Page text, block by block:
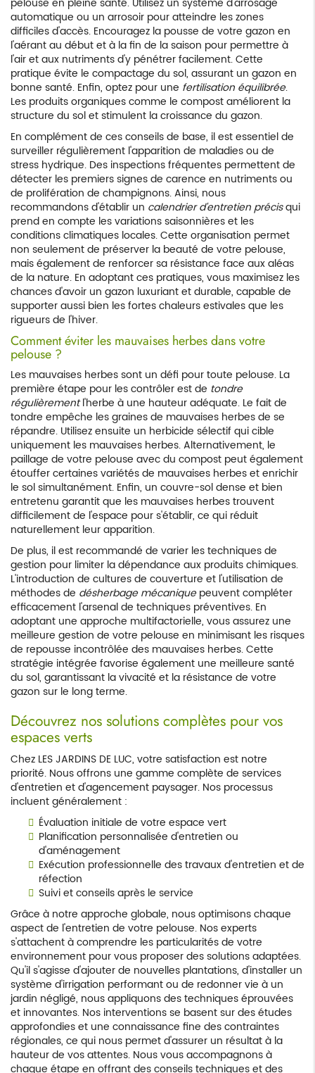
pelouse en pleine santé. Utilisez un système d'arrosage
automatique ou un arrosoir pour atteindre les zones
difficiles d'accès. Encouragez la pousse de votre gazon en
l'aérant au début et à la fin de la saison pour permettre à
l'air et aux nutriments d'y pénétrer facilement. Cette
pratique évite le compactage du sol, assurant un gazon en
bonne santé. Enfin, optez pour une fertilisation équilibrée.
Les produits organiques comme le compost améliorent la
structure du sol et stimulent la croissance du gazon.
En complément de ces conseils de base, il est essentiel de
surveiller régulièrement l'apparition de maladies ou de
stress hydrique. Des inspections fréquentes permettent de
détecter les premiers signes de carence en nutriments ou
de prolifération de champignons. Ainsi, nous
recommandons d'établir un calendrier d'entretien précisqui
prend en compte les variations saisonnières et les
conditions climatiques locales. Cette organisation permet
non seulement de préserver la beauté de votre pelouse,
mais également de renforcer sa résistance face aux aléas
de la nature. En adoptant ces pratiques, vous maximisez les
chances d'avoir un gazon luxuriant et durable, capable de
supporter aussi bien les fortes chaleurs estivales que les
rigueurs de l'hiver.
Comment éviter les mauvaises herbes dans votre
pelouse ?
Les mauvaises herbes sont un défi pour toute pelouse. La
première étape pour les contrôler est de tondre
régulièrementl'herbe à une hauteur adéquate. Le fait de
tondre empêche les graines de mauvaises herbes de se
répandre. Utilisez ensuite un herbicide sélectif qui cible
uniquement les mauvaises herbes. Alternativement, le
paillage de votre pelouse avec du compost peut également
étouffer certaines variétés de mauvaises herbes et enrichir
le sol simultanément. Enfin, un couvre-sol dense et bien
entretenu garantit que les mauvaises herbes trouvent
difficilement de l'espace pour s'établir, ce qui réduit
naturellement leur apparition.
De plus, il est recommandé de varier les techniques de
gestion pour limiter la dépendance aux produits chimiques.
L'introduction de cultures de couverture et l'utilisation de
méthodes de désherbage mécaniquepeuvent compléter
efficacement l'arsenal de techniques préventives. En
adoptant une approche multifactorielle, vous assurez une
meilleure gestion de votre pelouse en minimisant les risques
de repousse incontrôlée des mauvaises herbes. Cette
stratégie intégrée favorise également une meilleure santé
du sol, garantissant la vivacité et la résistance de votre
gazon sur le long terme.
Découvrez nos solutions complètes pour vos
espaces verts
Chez LES JARDINS DE LUC, votre satisfaction est notre
priorité. Nous offrons une gamme complète de services
d'entretien et d'agencement paysager. Nos processus
incluent généralement :
Évaluation initiale de votre espace vert
Planification personnalisée d'entretien ou
d'aménagement
Exécution professionnelle des travaux d'entretien et de
réfection
Suivi et conseils après le service
Grâce à notre approche globale, nous optimisons chaque
aspect de l'entretien de votre pelouse. Nos experts
s'attachent à comprendre les particularités de votre
environnement pour vous proposer des solutions adaptées.
Qu'il s'agisse d'ajouter de nouvelles plantations, d'installer un
système d'irrigation performant ou de redonner vie à un
jardin négligé, nous appliquons des techniques éprouvées
et innovantes. Nos interventions se basent sur des études
approfondies et une connaissance fine des contraintes
régionales, ce qui nous permet d'assurer un résultat à la
hauteur de vos attentes. Nous vous accompagnons à
chaque étape en offrant des conseils techniques et des